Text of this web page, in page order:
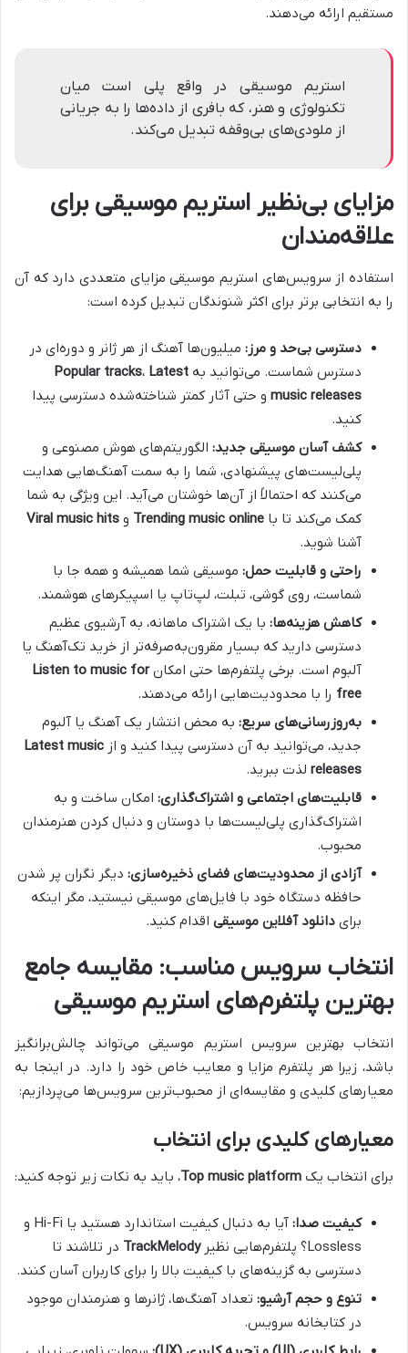
مستقیم ارائه می‌دهند.
استریم موسیقی در واقع پلی است میان
تکنولوژی و هنر، که بافری از داده‌ها را به جریانی
از ملودی‌های بی‌وقفه تبدیل می‌کند.
مزایای بی‌نظیر استریم موسیقی برای
علاقه‌مندان
استفاده از سرویس‌های استریم موسیقی مزایای متعددی دارد که آن
را به انتخابی برتر برای اکثر شنوندگان تبدیل کرده است:
دسترسی بی‌حد و مرز: میلیون‌ها آهنگ از هر ژانر و دوره‌ای در
دسترس شماست. می‌توانید به
Popular tracks، Latest
music releases و حتی آثار کمتر شناخته‌شده دسترسی پیدا
کنید.
کشف آسان موسیقی جدید: الگوریتم‌های هوش مصنوعی و
پلی‌لیست‌های پیشنهادی، شما را به سمت آهنگ‌هایی هدایت
می‌کنند که احتمالاً از آن‌ها خوشتان می‌آید. این ویژگی به شما
کمک می‌کند تا با Trending music online و Viral music hits
آشنا شوید.
راحتی و قابلیت حمل: موسیقی شما همیشه و همه جا با
شماست، روی گوشی، تبلت، لپ‌تاپ یا اسپیکرهای هوشمند.
کاهش هزینه‌ها: با یک اشتراک ماهانه، به آرشیوی عظیم
دسترسی دارید که بسیار مقرون‌به‌صرفه‌تر از خرید تک‌آهنگ یا
آلبوم است. برخی پلتفرم‌ها حتی امکانListen to music for
free را با محدودیت‌هایی ارائه می‌دهند.
به‌روزرسانی‌های سریع: به محض انتشار یک آهنگ یا آلبوم
جدید، می‌توانید به آن دسترسی پیدا کنید و از Latest music
releases لذت ببرید.
قابلیت‌های اجتماعی و اشتراک‌گذاری: امکان ساخت و به
اشتراک‌گذاری پلی‌لیست‌ها با دوستان و دنبال کردن هنرمندان
محبوب.
آزادی از محدودیت‌های فضای ذخیره‌سازی: دیگر نگران پر شدن
حافظه دستگاه خود با فایل‌های موسیقی نیستید، مگر اینکه
برای دانلود آفلاین موسیقی اقدام کنید.
انتخاب سرویس مناسب: مقایسه جامع
بهترین پلتفرم‌های استریم موسیقی
انتخاب بهترین سرویس استریم موسیقی می‌تواند چالش‌برانگیز
باشد، زیرا هر پلتفرم مزایا و معایب خاص خود را دارد. در اینجا به
معیارهای کلیدی و مقایسه‌ای از محبوب‌ترین سرویس‌ها می‌پردازیم:
معیارهای کلیدی برای انتخاب
برای انتخاب یک Top music platform، باید به نکات زیر توجه کنید:
کیفیت صدا:
آیا به دنبال کیفیت استاندارد هستید یا Hi-Fi و
Lossless؟ پلتفرم‌هایی نظیر
TrackMelody در تلاشند تا
دسترسی به گزینه‌های با کیفیت بالا را برای کاربران آسان کنند.
تنوع و حجم آرشیو: تعداد آهنگ‌ها، ژانرها و هنرمندان موجود
در کتابخانه سرویس.